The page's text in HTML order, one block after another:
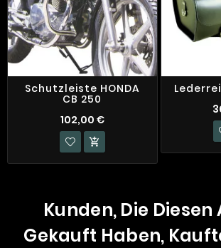
Schutzleiste HONDA
CB 250
102,00 €

Kunden, Die
Gekauft Haben,